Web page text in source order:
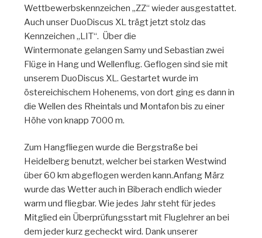
Wettbewerbskennzeichen „ZZ“ wieder ausgestattet.
Auch unser DuoDiscus XL trägt jetzt stolz das
Kennzeichen „LIT“. Über die
Wintermonate gelangen Samy und Sebastian zwei
Flüge in Hang und Wellenflug. Geflogen sind sie mit
unserem DuoDiscus XL. Gestartet wurde im
östereichischem Hohenems, von dort ging es dann in
die Wellen des Rheintals und Montafon bis zu einer
Höhe von knapp 7000 m.
Zum Hangfliegen wurde die Bergstraße bei
Heidelberg benutzt, welcher bei starken Westwind
über 60 km abgeflogen werden kann.Anfang März
wurde das Wetter auch in Biberach endlich wieder
warm und fliegbar. Wie jedes Jahr steht für jedes
Mitglied ein Überprüfungsstart mit Fluglehrer an bei
dem jeder kurz gecheckt wird. Dank unserer